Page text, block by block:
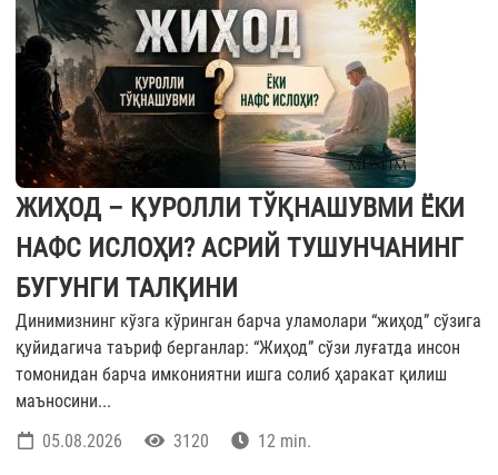
ЖИҲОД – ҚУРОЛЛИ ТЎҚНАШУВМИ ЁКИ
НАФС ИСЛОҲИ? АСРИЙ ТУШУНЧАНИНГ
БУГУНГИ ТАЛҚИНИ
Динимизнинг кўзга кўринган барча уламолари “жиҳод” сўзига
қуйидагича таъриф берганлар: “Жиҳод” сўзи луғатда инсон
томонидан барча имкониятни ишга солиб ҳаракат қилиш
маъносини...
05.08.2026
3120 12 min.